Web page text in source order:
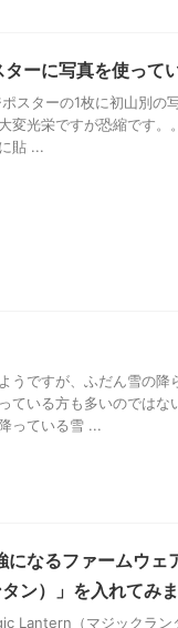
ーに写真を使って
スターの1枚に初山別の
変光栄ですが恐縮です。
貼 ...
うですが、ふだん雪の
ている方も多いのでは
っている雪 ...
になるファームウェ
ン）」を入れてみ
Lantern（マジックラン